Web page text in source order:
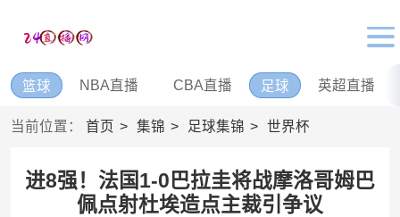
篮球 NBA直播 CBA直播 足球 英超直播
当前位置： 首页 集锦 足球集锦 世界杯
进8强！法国1-0巴拉圭将战摩洛哥姆巴
佩点射杜埃造点主裁引争议